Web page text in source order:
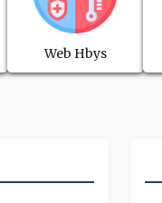
Web Hbys